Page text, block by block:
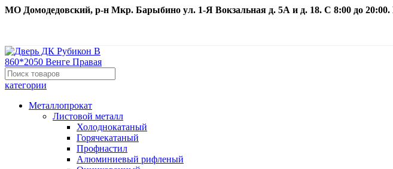
МО Домодедовский, р-н Мкр. Барыбино ул. 1-Я Вокзальная д. 5А и д. 18. С 8:00 до 20:00.
категории
Металлопрокат
Листовой металл
Холоднокатаный
Горячекатаный
Профнастил
Алюминиевый рифленый